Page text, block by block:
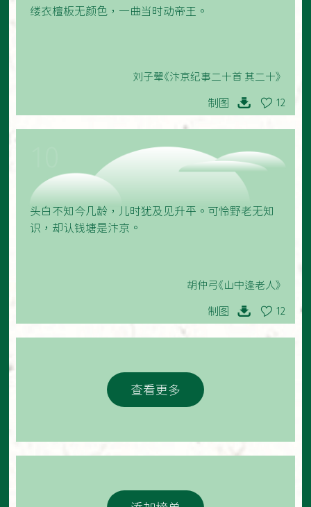
缕衣檀板无颜色，一曲当时动帝王。
刘子翚《汴京纪事二十首 其二十》
制图 12
头白不知今几龄，儿时犹及见升平。可怜野老无知
识，却认钱塘是汴京。
胡仲弓《山中逢老人》
制图 12
查看更多